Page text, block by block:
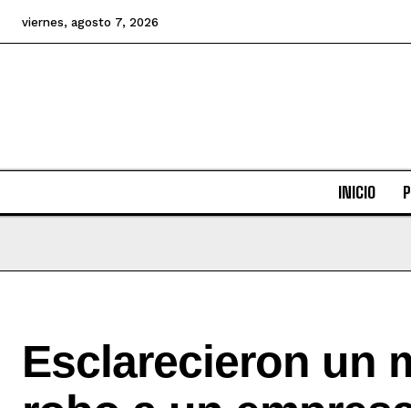
viernes, agosto 7, 2026
INICIO
Esclarecieron un